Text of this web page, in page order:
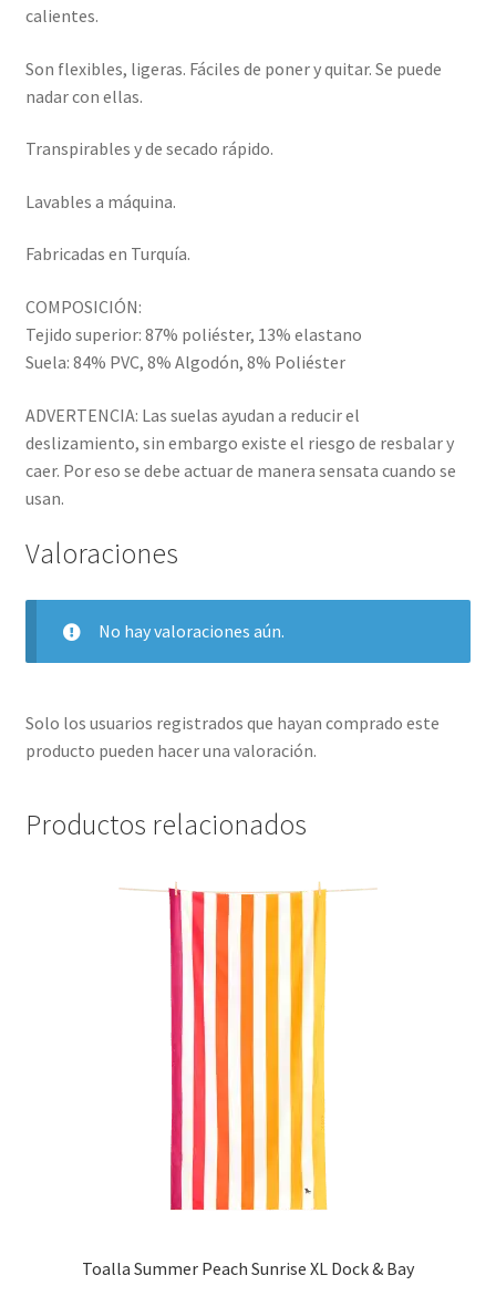
calientes.
Son flexibles, ligeras. Fáciles de poner y quitar. Se puede
nadar con ellas.
Transpirables y de secado rápido.
Lavables a máquina.
Fabricadas en Turquía.
COMPOSICIÓN:
Tejido superior: 87% poliéster, 13% elastano
Suela: 84% PVC, 8% Algodón, 8% Poliéster
ADVERTENCIA: Las suelas ayudan a reducir el
deslizamiento, sin embargo existe el riesgo de resbalar y
caer. Por eso se debe actuar de manera sensata cuando se
usan.
Valoraciones
No hay valoraciones aún.
Solo los usuarios registrados que hayan comprado este
producto pueden hacer una valoración.
Productos relacionados
Toalla Summer Peach Sunrise XL Dock & Bay